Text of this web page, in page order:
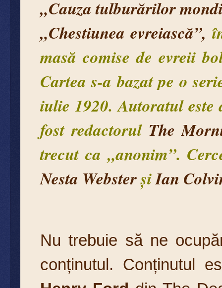
„Cauza tulburărilor
„Chestiunea evreiască”,
masă comise de evreii
Cartea s-a bazat pe o
iulie 1920. Autoratul
fost redactorulThe
trecut ca „anonim”.
Nesta WebsterșiIan
Nu trebuie să ne
conținutul. Conținutul